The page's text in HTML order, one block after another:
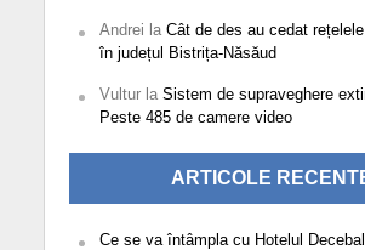
Andrei la Cât de des au cedat
în județul Bistrița-Năsăud
Vulturla Sistem de supraveghere
Peste 485 de camere video
ARTICOLE
Ce se va întâmpla cu Hotelul